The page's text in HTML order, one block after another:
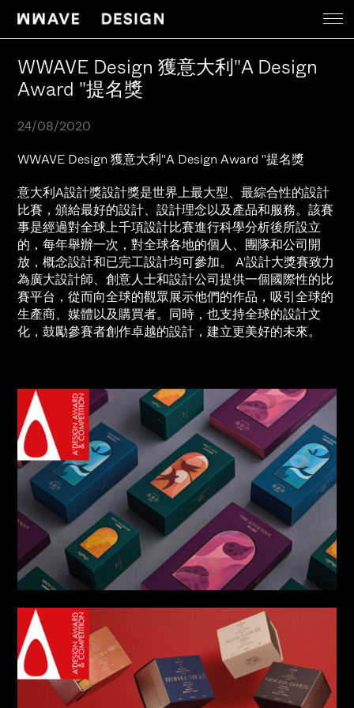
Work
News
About
Contact
WWAVE Design 獲意大利"A Design
Award "提名獎
24/08/2020
WWAVE Design 獲意大利"A Design Award "提名獎
意大利A設計獎設計獎是世界上最大型、最綜合性的設計
比賽，頒給最好的設計、設計理念以及產品和服務。該賽
事是經過對全球上千項設計比賽進行科學分析後所設立
的，每年舉辦一次，對全球各地的個人、團隊和公司開
放，概念設計和已完工設計均可參加。 A'設計大獎賽致力
為廣大設計師、創意人士和設計公司提供一個國際性的比
賽平台，從而向全球的觀眾展示他們的作品，吸引全球的
生產商、媒體以及購買者。同時，也支持全球的設計文
化，鼓勵參賽者創作卓越的設計，建立更美好的未來。